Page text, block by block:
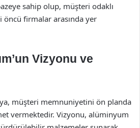
sahip olup, müşteri odaklı
öncü firmalar arasında yer
Vizyonu ve
müşteri memnuniyetini ön planda
vermektedir. Vizyonu, alüminyum